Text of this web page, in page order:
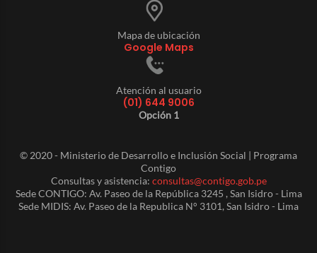
Mapa de ubicación
Google Maps
Atención al usuario
(01) 644 9006
Opción 1
© 2020 - Ministerio de Desarrollo e Inclusión Social | Programa
Contigo
Consultas y asistencia: consultas@contigo.gob.pe
Sede CONTIGO: Av. Paseo de la República 3245 , San Isidro - Lima
Sede MIDIS: Av. Paseo de la Republica N° 3101, San Isidro - Lima